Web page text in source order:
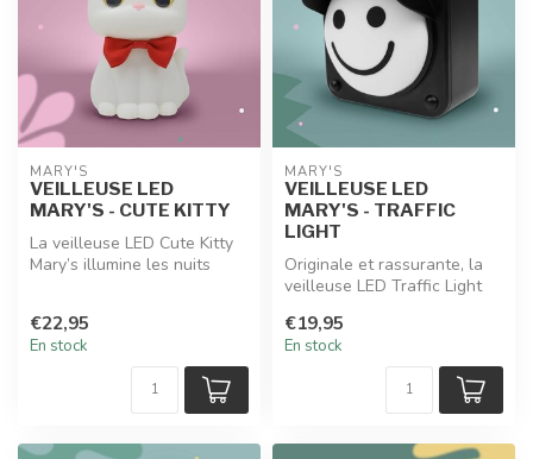
MARY'S
VEILLEUSE LED
MARY'S - CUTE KITTY
La veilleuse LED Cute Kitty
Mary’s illumine les nuits
€22,95
En stock
MARY'S
VEILLEUSE LED
MARY'S - TRAFFIC
LIGHT
Originale et rassurante, la
veilleuse LED Traffic Light
€19,95
En stock